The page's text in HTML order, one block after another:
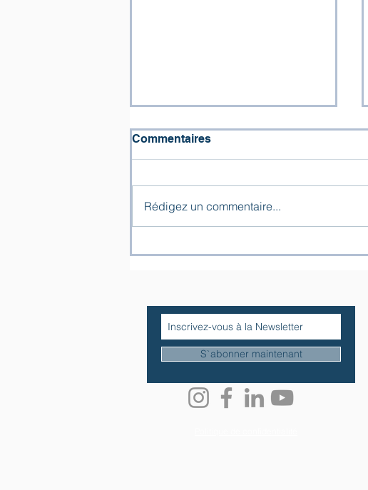
hommage du Chœur de
Commentaires
Rédigez un commentaire...
S`abonner maintenant